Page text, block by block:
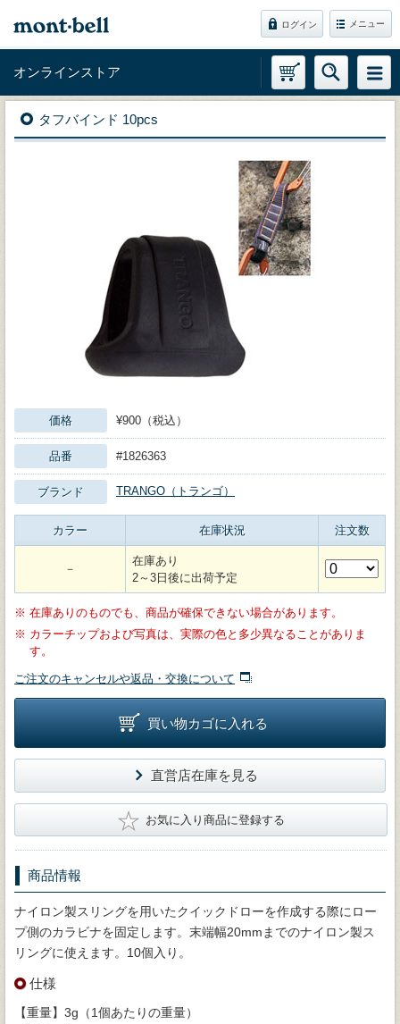
ログイン メニュー
オンラインストア
タフバインド 10pcs
価格 ¥900（税込）
品番 #1826363
ブランド TRANGO（トランゴ）
カラー 在庫状況 注文数
－
在庫あり
2～3日後に出荷予定
※ 在庫ありのものでも、商品が確保できない場合があります。
※ カラーチップおよび写真は、実際の色と多少異なることがありま
す。
ご注文のキャンセルや返品・交換について
買い物カゴに入れる
直営店在庫を見る
★ お気に入り商品に登録する
商品情報
ナイロン製スリングを用いたクイックドローを作成する際にロー
プ側のカラビナを固定します。末端幅20mmまでのナイロン製ス
リングに使えます。10個入り。
仕様
【重量】3g（1個あたりの重量）